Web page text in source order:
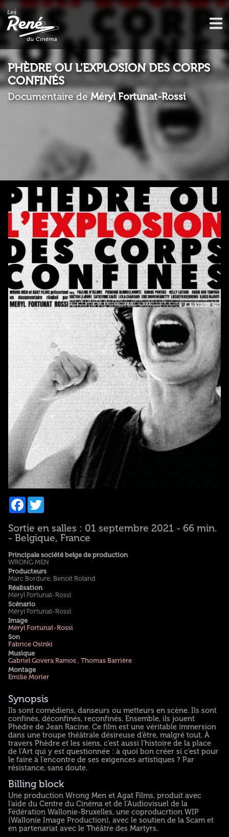
PHÈDRE OU L'EXPLOSION DES CORPS
CONFINÉS
Documentaire de Méryl Fortunat-Rossi
Facebook
Twitter
Sortie en salles : 01 septembre 2021 - 66 min.
- Belgique, France
Principale société belge de production
WRONG MEN
Producteurs
Marc Bordure, Benoit Roland
Réalisation
Méryl Fortunat-Rossi
Scénario
Méryl Fortunat-Rossi
Image
Méryl Fortunat-Rossi
Son
Fabrice Osinki
Musique
Gabriel Govera Ramos
Thomas Barrière
Montage
Emilie Morier
Synopsis
Ils sont comédiens, danseurs ou metteurs en scène. Ils sont
confinés, déconfinés, reconfinés. Ensemble, ils jouent
Phèdre de Jean Racine. Ce film est une véritable immersion
dans une troupe théâtrale désireuse d’être, malgré tout. À
travers Phèdre et les siens, c’est aussi l’histoire de la place
de l’Art qui y est questionnée : à quoi bon créer si c’est pour
le faire à l’encontre de ses exigences artistiques ? Par
résistance, sans doute.
Billing block
Une production Wrong Men et Agat Films, produit avec
l’aide du Centre du Cinéma et de l'Audiovisuel de la
Fédération Wallonie-Bruxelles, une coproducrtion WIP
(Wallonie Image Production), avec le soutien de la Scam et
en partenariat avec le Théâtre des Martyrs.